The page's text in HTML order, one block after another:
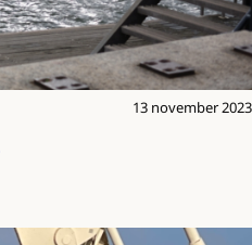
13 november 2023